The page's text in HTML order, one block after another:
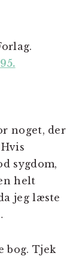
noget, der
sygdom,
helt
jeg læste
bog. Tjek